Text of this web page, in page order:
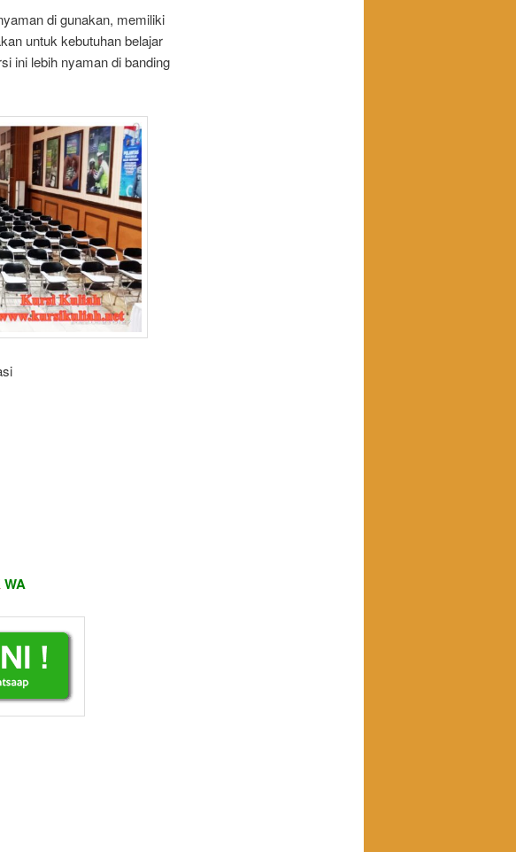
di gunakan, memiliki
untuk kebutuhan belajar
ini lebih nyaman di banding
WA